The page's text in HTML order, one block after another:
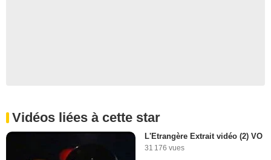
Vidéos liées à cette star
L'Etrangère Extrait vidéo (2) VO
31 176 vues